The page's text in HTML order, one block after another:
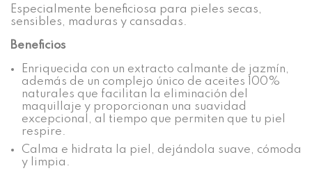
Especialmente beneficiosa para pieles secas,
sensibles, maduras y cansadas.
Beneficios
Enriquecida con un extracto calmante de jazmín,
además de un complejo único de aceites 100%
naturales que facilitan la eliminación del
maquillaje y proporcionan una suavidad
excepcional, al tiempo que permiten que tu piel
respire.
Calma e hidrata la piel, dejándola suave, cómoda
y limpia.